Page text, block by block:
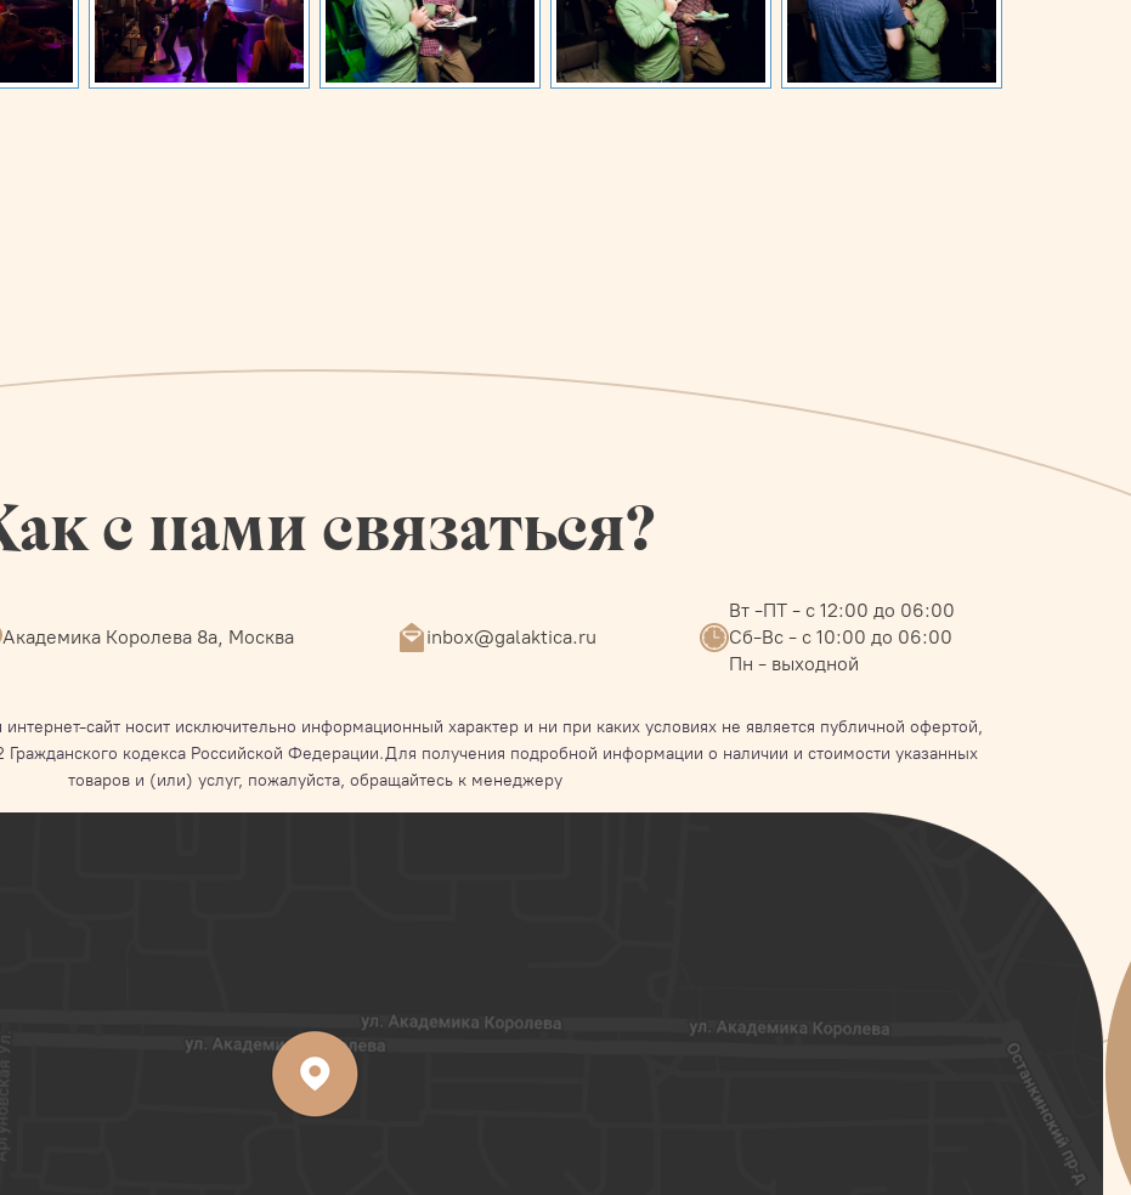
с нами связаться?
Академика Королева 8а, Москва inbox@galaktica.ru
Вт -ПТ - с 12:00 до 06:00
Сб-Вс - с 10:00 до 06:00
Пн - выходной
сайт носит исключительно информационный характер и ни при каких условиях не является публичной офертой,
кодекса Российской Федерации.Для получения подробной информации о наличии и стоимости указанных
товаров и (или) услуг, пожалуйста, обращайтесь к менеджеру